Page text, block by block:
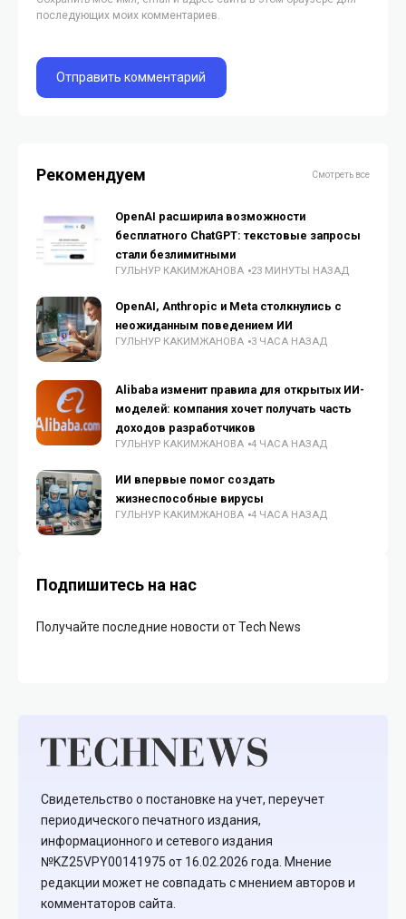
последующих моих комментариев.
Рекомендуем Смотреть все
OpenAI расширила возможности
бесплатного ChatGPT: текстовые запросы
стали безлимитными
ГУЛЬНУР КАКИМЖАНОВА 23 МИНУТЫ НАЗАД
OpenAI, Anthropic и Meta столкнулись с
неожиданным поведением ИИ
ГУЛЬНУР КАКИМЖАНОВА 3 ЧАСА НАЗАД
Alibaba изменит правила для открытых ИИ-
моделей: компания хочет получать часть
доходов разработчиков
ГУЛЬНУР КАКИМЖАНОВА 4 ЧАСА НАЗАД
ИИ впервые помог создать
жизнеспособные вирусы
ГУЛЬНУР КАКИМЖАНОВА 4 ЧАСА НАЗАД
Подпишитесь на нас
Получайте последние новости от Tech News
Свидетельство о постановке на учет, переучет
периодического печатного издания,
информационного и сетевого издания
№KZ25VPY00141975 от 16.02.2026 года. Мнение
редакции может не совпадать с мнением авторов и
комментаторов сайта.